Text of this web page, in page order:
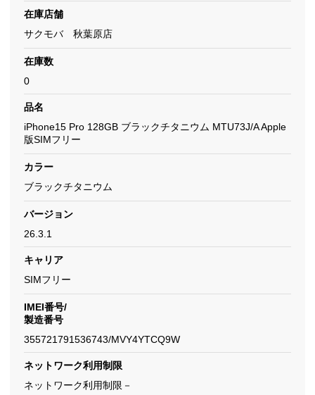
在庫店舗
サクモバ 秋葉原店
在庫数
0
品名
iPhone15 Pro 128GB ブラックチタニウム MTU73J/A Apple
版SIMフリー
カラー
ブラックチタニウム
バージョン
26.3.1
キャリア
SIMフリー
IMEI番号/
製造番号
355721791536743/MVY4YTCQ9W
ネットワーク利用制限
ネットワーク利用制限－